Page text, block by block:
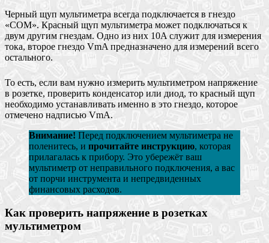
Черный щуп мультиметра всегда подключается в гнездо
«COM». Красный щуп мультиметра может подключаться к
двум другим гнездам. Одно из них 10A служит для измерения
тока, второе гнездо VmA предназначено для измерений всего
остального.
То есть, если вам нужно измерить мультиметром напряжение
в розетке, проверить конденсатор или диод, то красный щуп
необходимо устанавливать именно в это гнездо, которое
отмечено надписью VmA.
Внимание! Перед подключением мультиметра не
поленитесь, и прочитайте инструкцию, которая
прилагалась к прибору. Это убережёт ваш
мультиметр от неправильного подключения, а вас
от порчи инструмента и непредвиденных
финансовых расходов.
Как проверить напряжение в розетках
мультиметром